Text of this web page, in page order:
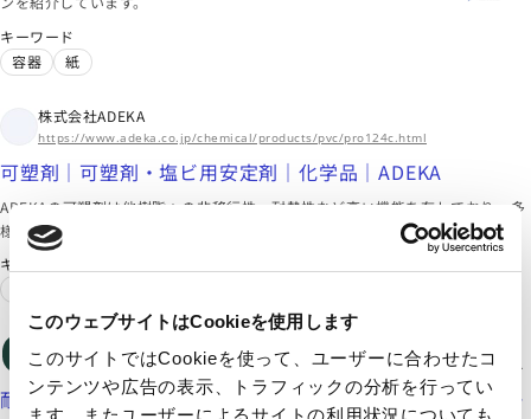
このウェブサイトはCookieを使用します
このサイトではCookieを使って、ユーザーに合わせたコ
ンテンツや広告の表示、トラフィックの分析を行ってい
ます。またユーザーによるサイトの利用状況についても
キーワード
容器
紙
株式会社ADEKA
https://www.adeka.co.jp/chemical/products/pvc/pro124c.html
可塑剤｜可塑剤・塩ビ用安定剤｜化学品｜ADEKA
ADEKAの可塑剤は他樹脂への非移行性、耐熱性など高い機能を有しており、多
様な用途ニーズに対応可能な充実したラインアップを実現しています。
キーワード
https://www.artiencegroup.com/ja/products/laminate-adhesive/industries/yellowing-resistant.html
耐黄変ドライラミネート接着剤 TM-7011 | 製品・ソリュー